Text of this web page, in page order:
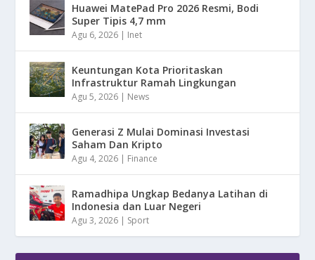
Huawei MatePad Pro 2026 Resmi, Bodi
Super Tipis 4,7 mm
Agu 6, 2026 | Inet
Keuntungan Kota Prioritaskan
Infrastruktur Ramah Lingkungan
Agu 5, 2026 | News
Generasi Z Mulai Dominasi Investasi
Saham Dan Kripto
Agu 4, 2026 | Finance
Ramadhipa Ungkap Bedanya Latihan di
Indonesia dan Luar Negeri
Agu 3, 2026 | Sport